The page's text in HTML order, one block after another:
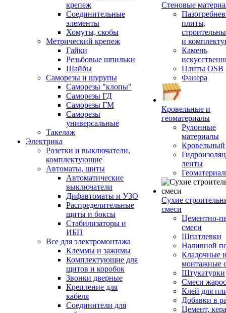
крепеж
Соединительные
элементы
Хомуты, скобы
Метрический крепеж
Гайки
Резьбовые шпильки
Шайбы
Саморезы и шурупы
Саморезы "клопы"
Саморезы ГД
Саморезы ГМ
Саморезы
универсальные
Такелаж
Электрика
Розетки и выключатели,
комплектующие
Автоматы, щиты
Автоматические
выключатели
Дифавтоматы и УЗО
Распределительные
щиты и боксы
Стабилизаторы и
ИБП
Все для электромонтажа
Клеммы и зажимы
Комплектующие для
щитов и коробок
Звонки дверные
Крепление для
кабеля
Соединители для
Стеновые
плиты,
и
Камень
Плиты OSB
Фанера
Кровельные и
геоматериалы
Рулонные
материалы
ленты
Сухие
смеси
Цементно-
смеси
Шпатлевки
Наливной
Кладочные
монтажные
Штукатурки
Смеси
Клей для
Добавки в
Цемент,